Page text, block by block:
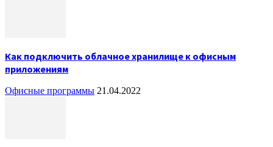
Как подключить облачное хранилище к офисным
приложениям
Офисные программы 21.04.2022